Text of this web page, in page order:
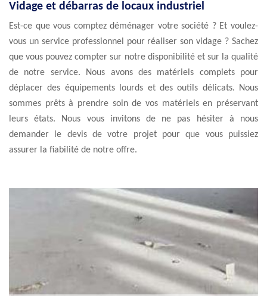
Vidage et débarras de locaux industriel
Est-ce que vous comptez déménager votre société ? Et voulez-
vous un service professionnel pour réaliser son vidage ? Sachez
que vous pouvez compter sur notre disponibilité et sur la qualité
de notre service. Nous avons des matériels complets pour
déplacer des équipements lourds et des outils délicats. Nous
sommes prêts à prendre soin de vos matériels en préservant
leurs états. Nous vous invitons de ne pas hésiter à nous
demander le devis de votre projet pour que vous puissiez
assurer la fiabilité de notre offre.